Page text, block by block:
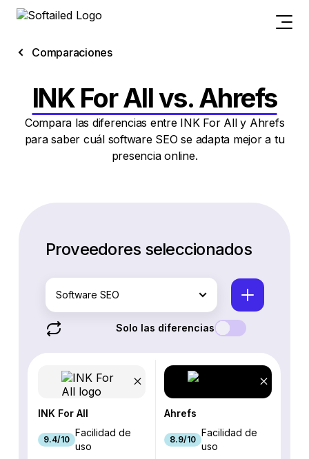
Comparaciones
INK For All vs. Ahrefs
Compara las diferencias entre INK For All y Ahrefs
para saber cuál software SEO se adapta mejor a tu
presencia online.
Proveedores seleccionados
Software SEO
Solo las diferencias
INK For All
9.4/10
Facilidad de
uso
Ahrefs
8.9/10
Facilidad de
uso